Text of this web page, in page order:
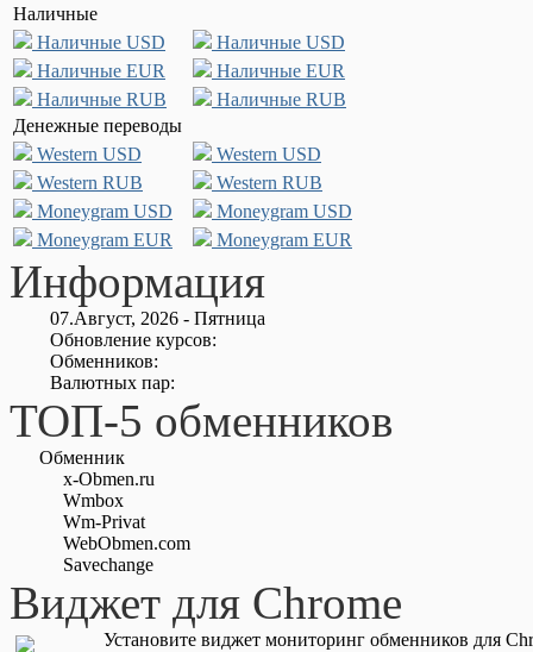
Наличные
Наличные USD
Наличные USD
Наличные EUR
Наличные EUR
Наличные RUB
Наличные RUB
Денежные переводы
Western USD
Western USD
Western RUB
Western RUB
Moneygram USD
Moneygram USD
Moneygram EUR
Moneygram EUR
Информация
07.Август, 2026 - Пятница
Обновление курсов:
Обменников:
Валютных пар:
ТОП-5 обменников
Обменник
x-Obmen.ru
Wmbox
Wm-Privat
WebObmen.com
Savechange
Виджет для Chrome
Установите виджет мониторинг обменников для